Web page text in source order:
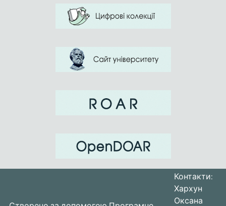
Контакти:
Хархун
Оксана